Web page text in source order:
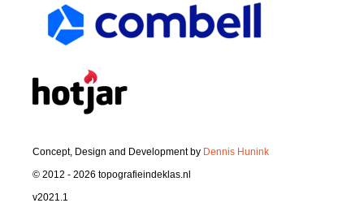
Concept, Design and Development by Dennis Hunink
© 2012 - 2026 topografieindeklas.nl
v2021.1